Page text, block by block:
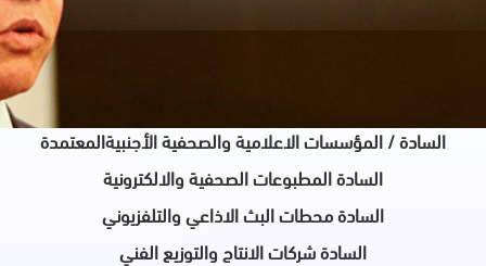
السادة / المؤسسات الاعلامية والصحفية الأجنبيةالمعتمدة
السادة المطبوعات الصحفية والالكترونية
السادة محطات البث الاذاعي والتلفزيوني
السادة شركات الانتاج والتوزيع الفني